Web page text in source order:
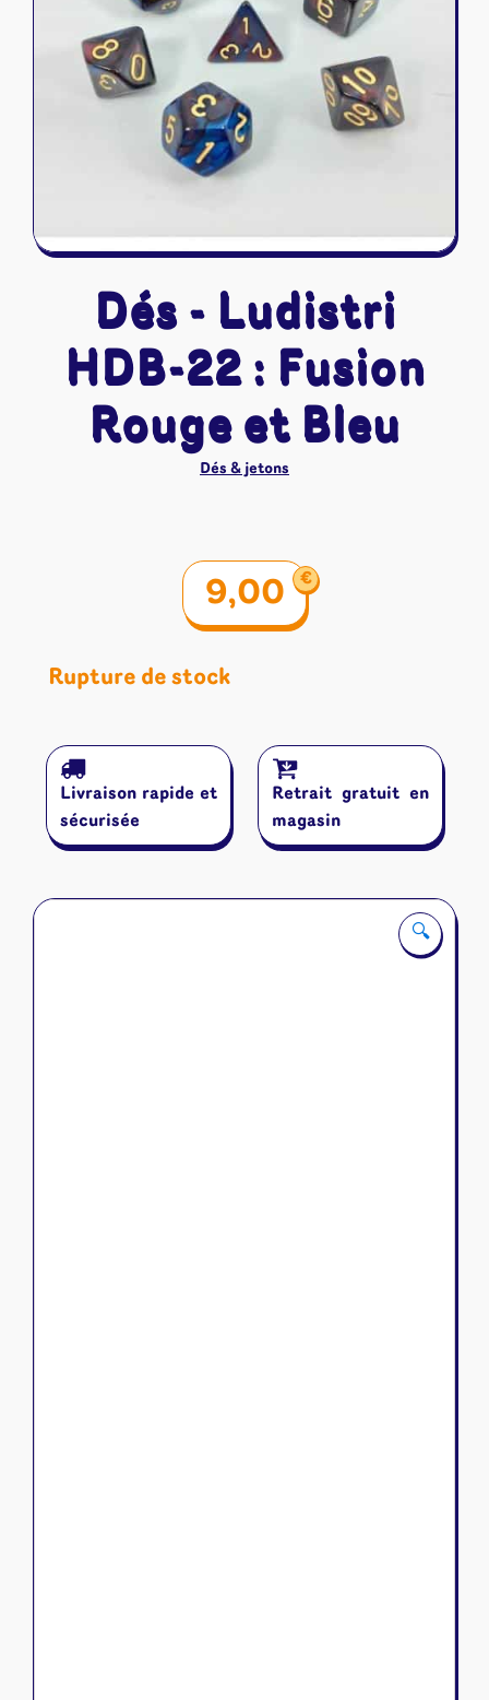
Naruto Mythos
Autres
Tapis de jeu
🔍
Dés - Ludistri
HDB-22 : Fusion
Rouge et Bleu
Dés & jetons
9,00 €
Rupture de stock
Livraison rapide et
sécurisée
Retrait gratuit en
magasin